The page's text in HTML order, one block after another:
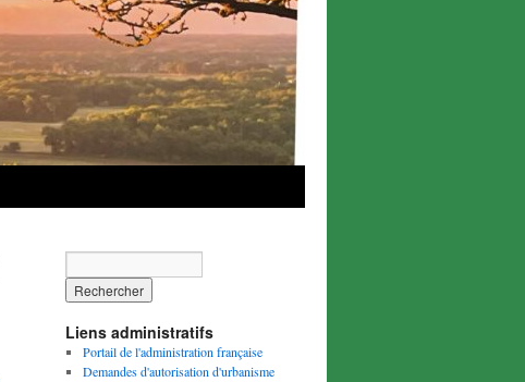
Liens administratifs
Portail de l'administration française
Demandes d'autorisation d'urbanisme